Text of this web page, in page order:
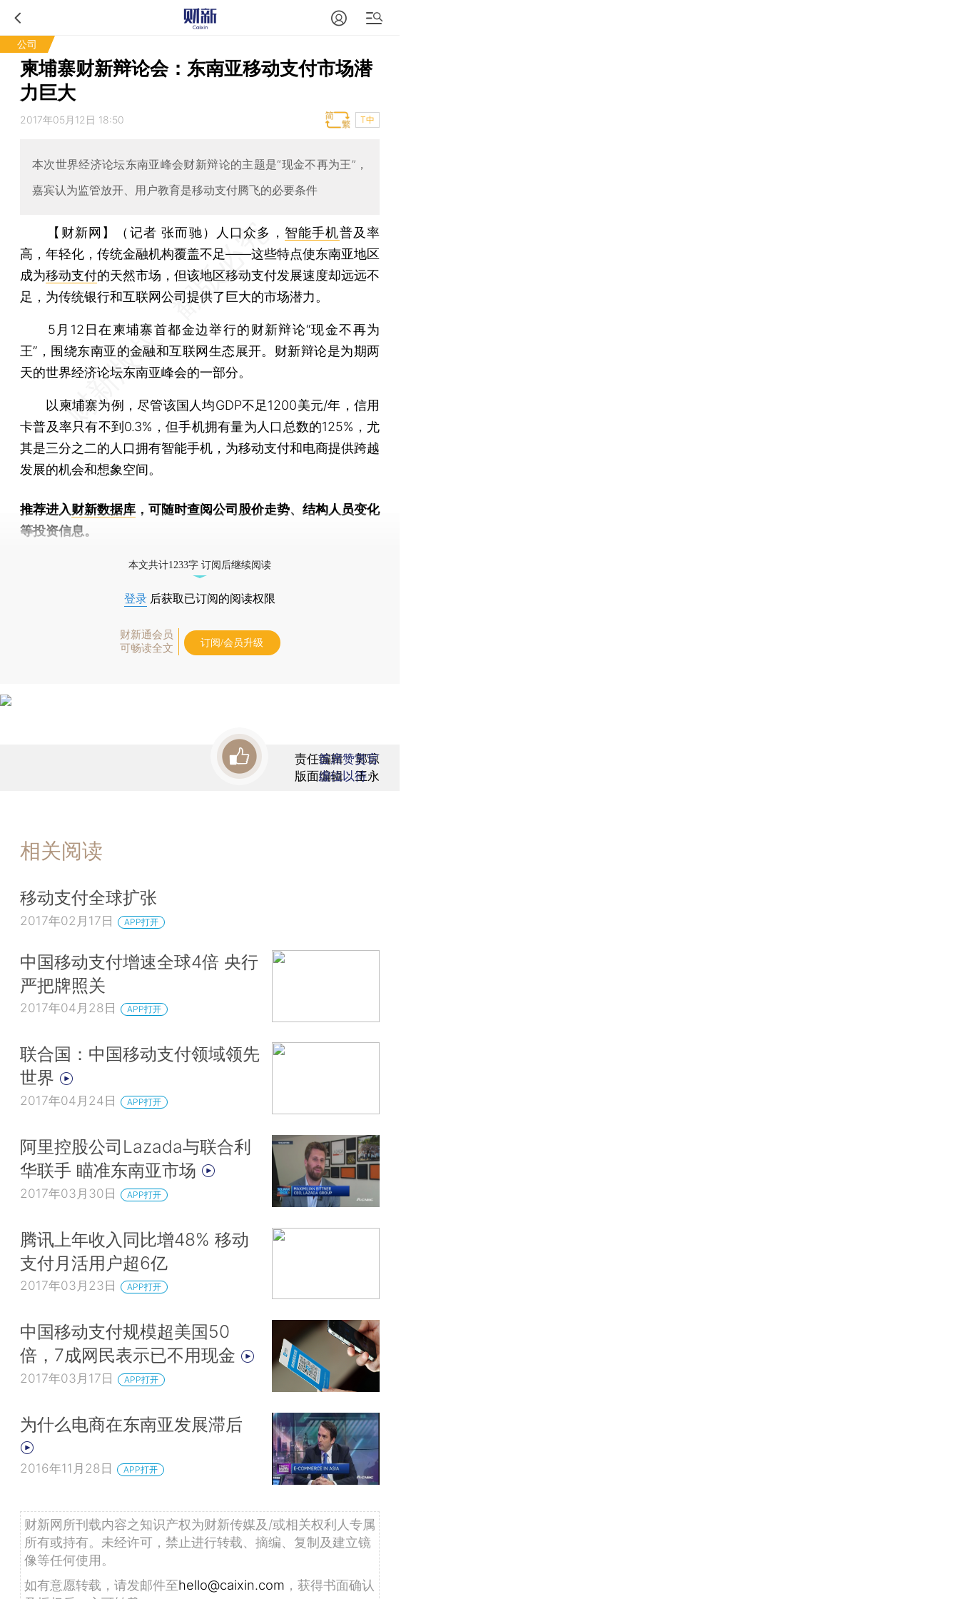
公司
柬埔寨财新辩论会：东南亚移动支付市场潜
力巨大
2017年05月12日 18:50 T中
本次世界经济论坛东南亚峰会财新辩论的主题是“现金不再为王”，
嘉宾认为监管放开、用户教育是移动支付腾飞的必要条件
【财新网】（记者 张而驰） 人口众多， 智能手机普及率
高，年轻化，传统金融机构覆盖不足——这些特点使东南亚地区
成为移动支付的天然市场，但该地区移动支付发展速度却远远不
足，为传统银行和互联网公司提供了巨大的市场潜力。
5月12日在柬埔寨首都金边举行的财新辩论“现金不再为
王”，围绕东南亚的金融和互联网生态展开。财新辩论是为期两
天的世界经济论坛东南亚峰会的一部分。
以柬埔寨为例，尽管该国人均GDP不足1200美元/年，信用
卡普及率只有不到0.3%，但手机拥有量为人口总数的125%，尤
其是三分之二的人口拥有智能手机，为移动支付和电商提供跨越
发展的机会和想象空间。
推荐进入财新数据库 ，可随时查阅公司股价走势、结构人员变化
等投资信息。
本文共计1233字 订阅后继续阅读
登录 后获取已订阅的阅读权限
财新通会员
可畅读全文
订阅/会员升级
责任编辑：郭琼
版面编辑：王永
首席赞赏官
虚位以待
相关阅读
移动支付全球扩张
2017年02月17日 APP打开
中国移动支付增速全球4倍 央行
严把牌照关
2017年04月28日 APP打开
联合国：中国移动支付领域领先
世界
2017年04月24日 APP打开
阿里控股公司Lazada与联合利
华联手 瞄准东南亚市场
2017年03月30日 APP打开
腾讯上年收入同比增48% 移动
支付月活用户超6亿
2017年03月23日 APP打开
中国移动支付规模超美国50
倍，7成网民表示已不用现金
2017年03月17日 APP打开
为什么电商在东南亚发展滞后
2016年11月28日 APP打开
财新网所刊载内容之知识产权为财新传媒及/或相关权利人专属
所有或持有。未经许可，禁止进行转载、摘编、复制及建立镜
像等任何使用。
如有意愿转载，请发邮件至hello@caixin.com ，获得书面确认